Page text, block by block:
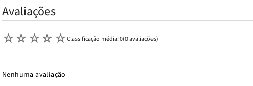
Avaliações
☆☆☆☆☆Classificação média: 0(0 avaliações)
Nenhuma avaliação